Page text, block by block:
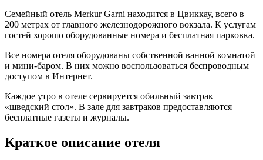
Семейный отель Merkur Garni находится в Цвиккау, всего в
200 метрах от главного железнодорожного вокзала. К услугам
гостей хорошо оборудованные номера и бесплатная парковка.
Все номера отеля оборудованы собственной ванной комнатой
и мини-баром. В них можно воспользоваться беспроводным
доступом в Интернет.
Каждое утро в отеле сервируется обильный завтрак
«шведский стол». В зале для завтраков предоставляются
бесплатные газеты и журналы.
Краткое описание отеля